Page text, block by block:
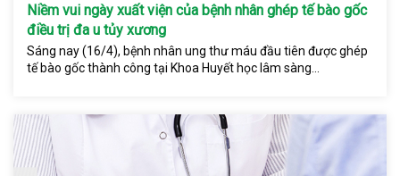
Niềm vui ngày xuất viện của bệnh nhân ghép tế bào gốc
điều trị đa u tủy xương
Sáng nay (16/4), bệnh nhân ung thư máu đầu tiên được ghép
tế bào gốc thành công tại Khoa Huyết học lâm sàng...